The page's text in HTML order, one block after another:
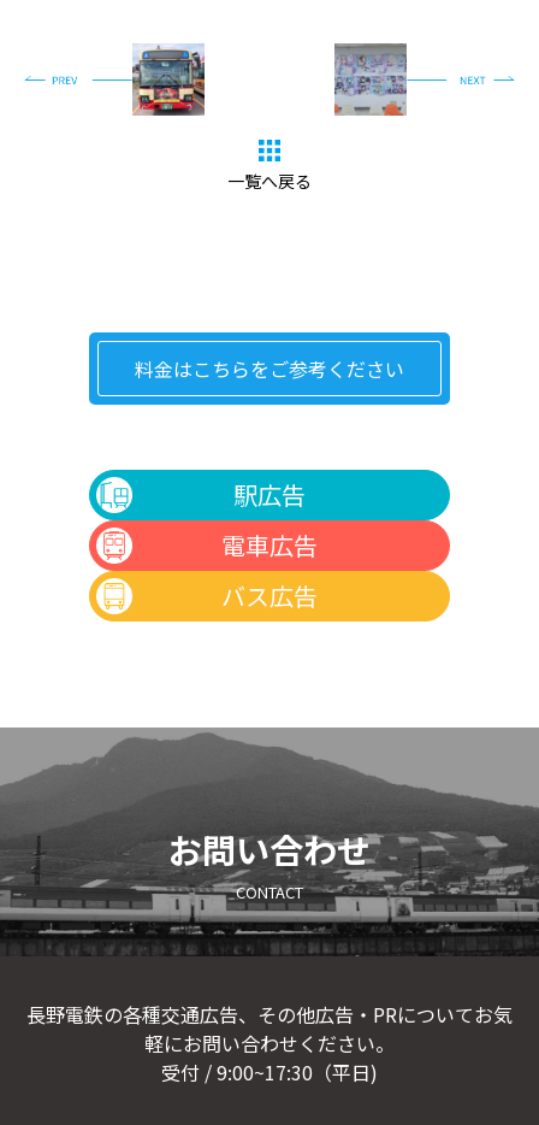
一覧へ戻る
料金はこちらをご参考ください
駅広告
電車広告
バス広告
お問い合わせ
CONTACT
長野電鉄の各種交通広告、その他広告・PRについてお気
軽にお問い合わせください。
受付 / 9:00~17:30（平日)
ニュース